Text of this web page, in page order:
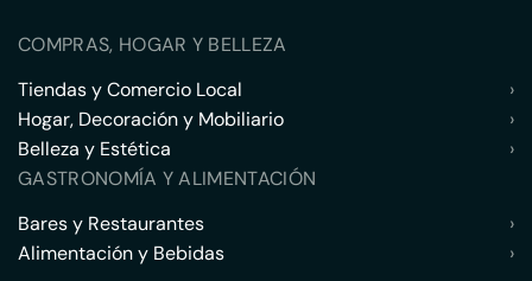
COMPRAS, HOGAR Y BELLEZA
Tiendas y Comercio Local
›
Hogar, Decoración y Mobiliario
›
Belleza y Estética
›
GASTRONOMÍA Y ALIMENTACIÓN
Bares y Restaurantes
›
Alimentación y Bebidas
›